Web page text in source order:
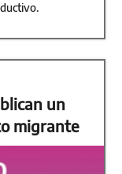
un
migrante